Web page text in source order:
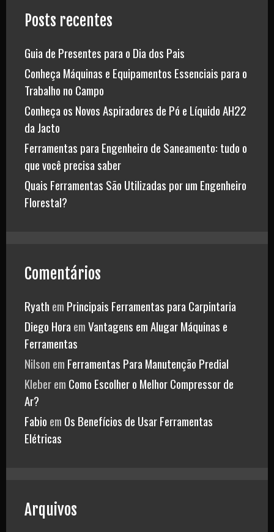
Posts recentes
Guia de Presentes para o Dia dos Pais
Conheça Máquinas e Equipamentos Essenciais para o
Trabalho no Campo
Conheça os Novos Aspiradores de Pó e Líquido AH22
da Jacto
Ferramentas para Engenheiro de Saneamento: tudo o
que você precisa saber
Quais Ferramentas São Utilizadas por um Engenheiro
Florestal?
Comentários
Ryath em Principais Ferramentas para Carpintaria
Diego Hora emVantagens em Alugar Máquinas e
Ferramentas
Nilson em Ferramentas Para Manutenção Predial
Kleberem Como Escolher o Melhor Compressor de
Ar?
Fabio em Os Benefícios de Usar Ferramentas
Elétricas
Arquivos